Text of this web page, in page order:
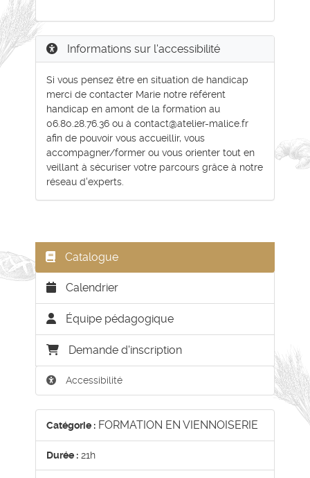
Informations sur l'accessibilité
Si vous pensez être en situation de handicap
merci de contacter Marie notre référent
handicap en amont de la formation au
06.80.28.76.36 ou à contact@atelier-malice.fr
afin de pouvoir vous accueillir, vous
accompagner/former ou vous orienter tout en
veillant à sécuriser votre parcours grâce à notre
réseau d'experts.
Catalogue
Calendrier
Équipe pédagogique
Demande d'inscription
Accessibilité
Catégorie : FORMATION EN VIENNOISERIE
Durée : 21h